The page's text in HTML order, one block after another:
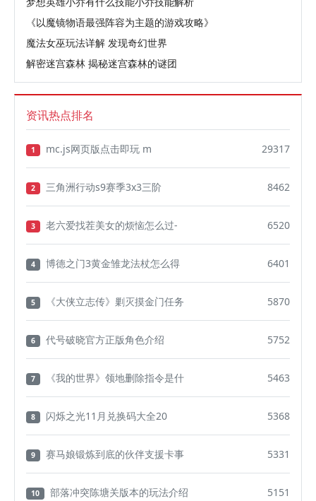
《以魔镜物语最强阵容为主题的游戏攻略》
魔法女巫玩法详解 发现奇幻世界
解密迷宫森林 揭秘迷宫森林的谜团
资讯热点排名
1 mc.js网页版点击即玩 m 29317
2 三角洲行动s9赛季3x3三阶 8462
3 老六爱找茬美女的烦恼怎么过- 6520
4 博德之门3黄金雏龙法杖怎么得 6401
5 《大侠立志传》剿灭摸金门任务 5870
6 代号破晓官方正版角色介绍 5752
7 《我的世界》领地删除指令是什 5463
8 闪烁之光11月兑换码大全20 5368
9 赛马娘锻炼到底的伙伴支援卡事 5331
10 部落冲突陈塘关版本的玩法介绍 5151